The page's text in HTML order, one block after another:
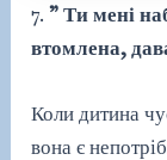
7.” Ти мені
втомлена,
Коли дитина
вона є